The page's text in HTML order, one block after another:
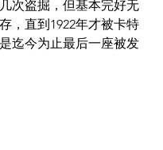
次盗掘，但基本完好无
，直到1922年才被卡特
迄今为止最后一座被发